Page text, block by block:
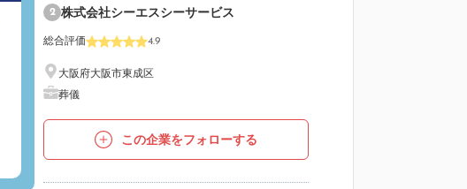
2 株式会社シーエスシーサービス
総合評価 4.9
大阪府大阪市東成区
葬儀
この企業をフォローする